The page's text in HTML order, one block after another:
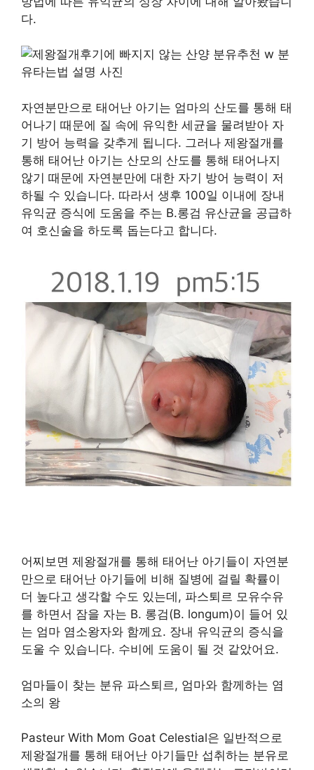
다.
자연분만으로 태어난 아기는 엄마의 산도를 통해 태
어나기 때문에 질 속에 유익한 세균을 물려받아 자
기 방어 능력을 갖추게 됩니다. 그러나 제왕절개를
통해 태어난 아기는 산모의 산도를 통해 태어나지
않기 때문에 자연분만에 대한 자기 방어 능력이 저
하될 수 있습니다. 따라서 생후 100일 이내에 장내
유익균 증식에 도움을 주는 B.롱검 유산균을 공급하
여 호신술을 하도록 돕는다고 합니다.
어찌보면 제왕절개를 통해 태어난 아기들이 자연분
만으로 태어난 아기들에 비해 질병에 걸릴 확률이
더 높다고 생각할 수도 있는데, 파스퇴르 모유수유
를 하면서 잠을 자는 B. 롱검(B. longum)이 들어 있
는 엄마 염소왕자와 ​​함께요. 장내 유익균의 증식을
도울 수 있습니다. 수비에 도움이 될 것 같았어요.
엄마들이 찾는 분유 파스퇴르, 엄마와 함께하는 염
소의 왕
Pasteur With Mom Goat Celestial은 일반적으로
제왕절개를 통해 태어난 아기들만 섭취하는 분유로